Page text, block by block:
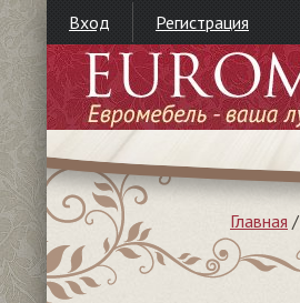
Вход Регистрация
Главная /